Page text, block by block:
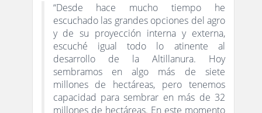
“Desde hace mucho tiempo he
escuchado las grandes opciones del agro
y de su proyección interna y externa,
escuché igual todo lo atinente al
desarrollo de la Altillanura. Hoy
sembramos en algo más de siete
millones de hectáreas, pero tenemos
capacidad para sembrar en más de 32
millones de hectáreas. En este momento